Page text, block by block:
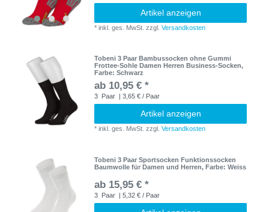
Artikel anzeigen
*inkl. ges. MwSt. zzgl.Versandkosten
Tobeni 3 Paar Bambussocken ohne Gummi
Frottee-Sohle Damen Herren Business-Socken,
Farbe: Schwarz
ab 10,95 € *
3 Paar | 3,65 € / Paar
Artikel anzeigen
*inkl. ges. MwSt. zzgl.Versandkosten
Tobeni 3 Paar Sportsocken Funktionssocken
Baumwolle für Damen und Herren, Farbe: Weiss
ab 15,95 € *
3 Paar | 5,32 € / Paar